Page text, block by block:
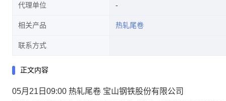
代理单位
相关产品 热轧尾卷
联系方式
正文内容
05月21日09:00 热轧尾卷 宝山钢铁股份有限公司